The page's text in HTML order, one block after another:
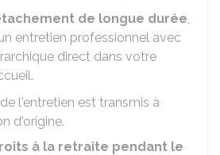
de longue durée,
entretien professionnel avec
direct dans votre
l'entretien est transmis à
d'origine.
à la retraite pendant le